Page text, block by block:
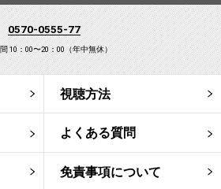
0570-0555-77
10：00〜20：00（年中無休）
視聴方法
よくある質問
免責事項について